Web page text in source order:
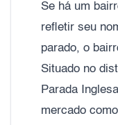
Se há um
refletir seu
parado, o
Situado no
Parada
mercado